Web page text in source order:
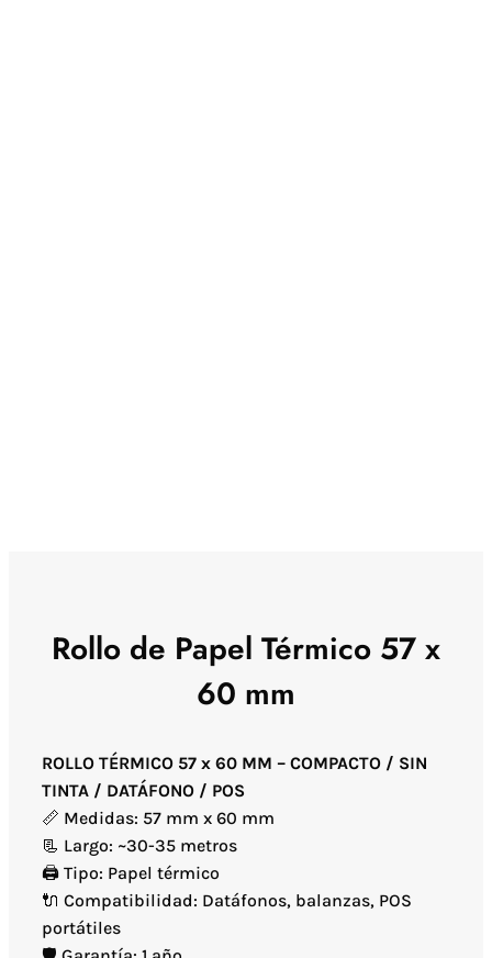
Rollo de Papel Térmico 57 x
60 mm
ROLLO TÉRMICO 57 x 60 MM – COMPACTO / SIN
TINTA / DATÁFONO / POS
📏 Medidas: 57 mm x 60 mm
📃 Largo: ~30-35 metros
🖨️ Tipo: Papel térmico
🔌 Compatibilidad: Datáfonos, balanzas, POS
portátiles